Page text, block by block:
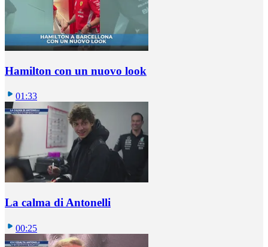
Hamilton con un nuovo look
01:33
La calma di Antonelli
00:25